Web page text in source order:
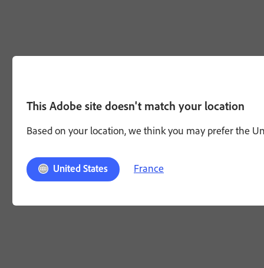
This Adobe site doesn't match your location
Based on your location, we think you may prefer the
United States France